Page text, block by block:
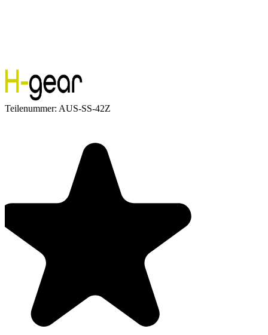
Teilenummer: AUS-SS-42Z